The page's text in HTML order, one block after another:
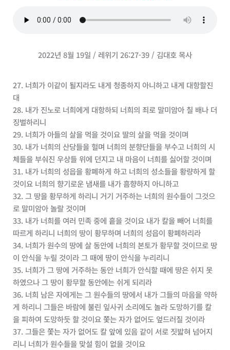
2022년 8월 19일 / 레위기 26:27-39 / 김대호 목사
27. 너희가 이같이 될지라도 내게 청종하지 아니하고 내게 대항할진
대
28. 내가 진노로 너희에게 대항하되 너희의 죄로 말미암아 칠 배나 더
징벌하리니
29. 너희가 아들의 살을 먹을 것이요 딸의 살을 먹을 것이며
30. 내가 너희의 산당들을 헐며 너희의 분향단들을 부수고 너희의 시
체들을 부숴진 우상들 위에 던지고 내 마음이 너희를 싫어할 것이며
31. 내가 너희의 성읍을 황폐하게 하고 너희의 성소들을 황량하게 할
것이요 너희의 향기로운 냄새를 내가 흠향하지 아니하고
32. 그 땅을 황무하게 하리니 거기 거주하는 너희의 원수들이 그것으
로 말미암아 놀랄 것이며
33. 내가 너희를 여러 민족 중에 흩을 것이요 내가 칼을 빼어 너희를
따르게 하리니 너희의 땅이 황무하며 너희의 성읍이 황폐하리라
34. 너희가 원수의 땅에 살 동안에 너희의 본토가 황무할 것이므로 땅
이 안식을 누릴 것이라 그 때에 땅이 안식을 누리리니
35. 너희가 그 땅에 거주하는 동안 너희가 안식할 때에 땅은 쉬지 못
하였으나 그 땅이 황무할 동안에는 쉬게 되리라
36. 너희 남은 자에게는 그 원수들의 땅에서 내가 그들의 마음을 약하
게 하리니 그들은 바람에 불린 잎사귀 소리에도 놀라 도망하기를 칼
을 피하여 도망하듯 할 것이요 쫓는 자가 없어도 엎드러질 것이라
37. 그들은 쫓는 자가 없어도 칼 앞에 있음 같이 서로 짓밟혀 넘어지
리니 너희가 원수들을 맞설 힘이 없을 것이요